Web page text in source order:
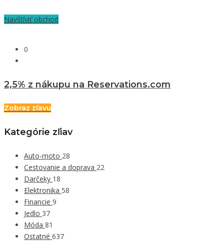
Navštíviť obchod
0
2,5% z nákupu na Reservations.com
Zobraz zľavu
Kategórie zľiav
Auto-moto 28
Cestovanie a doprava 22
Darčeky 18
Elektronika 58
Financie 9
Jedlo 37
Móda 81
Ostatné 637